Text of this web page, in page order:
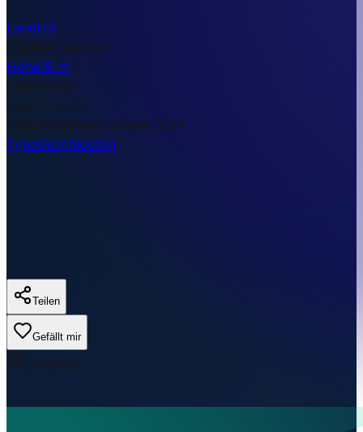
LandUS
StadtWoodstown
Höhe18 m
Lat39.6465
Lng-75.3044
TimezoneAmerica/New_York
TypeGeschlossen
Teilen
Gefällt mir
0Aufrufe